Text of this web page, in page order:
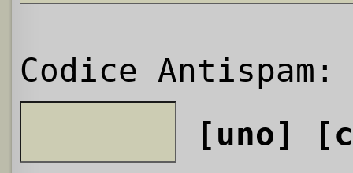
Codice Antispam:
[uno]